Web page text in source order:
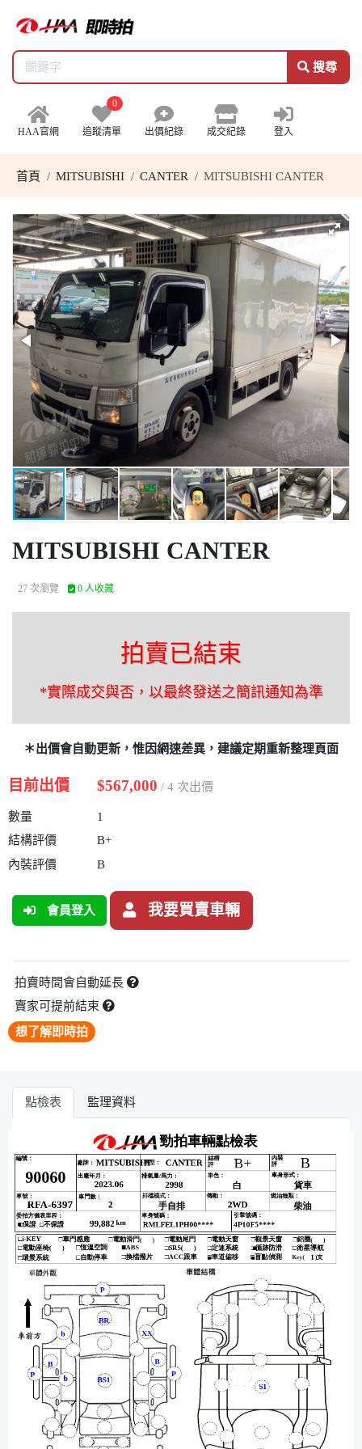
搜尋
HAA官網
0
追蹤清單 出價紀錄 成交紀錄 登入
首頁 MITSUBISHI CANTER MITSUBISHI CANTER
MITSUBISHI CANTER
27 次瀏覽 0 人收藏
拍賣已結束
*實際成交與否，以最終發送之簡訊通知為準
＊出價會自動更新，惟因網速差異，建議定期重新整理頁面
目前出價 $567,000 / 4 次出價
數量
1
結構評價
B+
內裝評價
B
會員登入 我要買賣車輛
拍賣時間會自動延長
賣家可提前結束
想了解即時拍
點檢表 監理資料